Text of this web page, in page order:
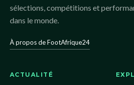
sélections, compétitions et
dans le monde.
À propos de FootAfrique24
ACTUALITÉ